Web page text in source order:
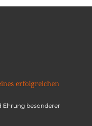
erfolgreichen
Ehrung besonderer